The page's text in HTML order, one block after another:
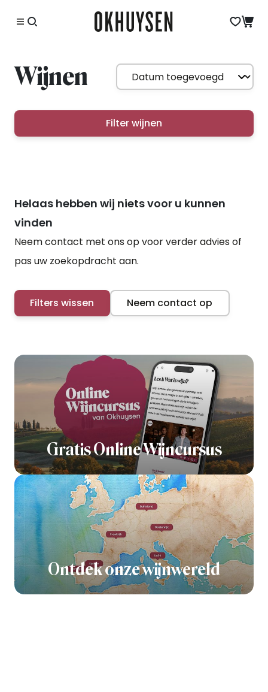
Wijnen
Filter wijnen
Helaas hebben wij niets voor u kunnen
vinden
Neem contact met ons op voor verder advies of
pas uw zoekopdracht aan.
Filters wissen Neem contact op
Gratis Online Wijncursus
Ontdek onze wijnwereld